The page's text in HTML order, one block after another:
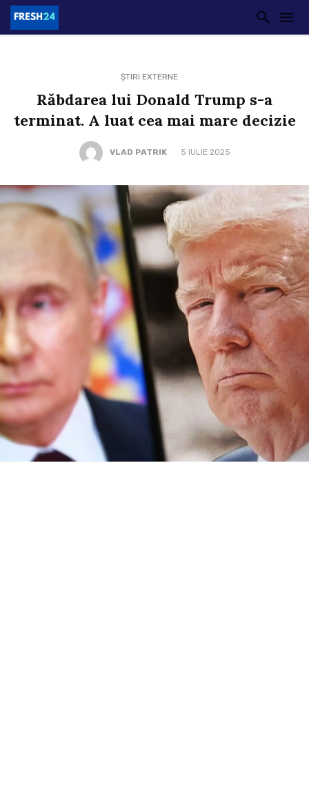
ȘTIRI EXTERNE
Răbdarea lui Donald Trump s-a
terminat. A luat cea mai mare decizie
VLAD PATRIK 5 IULIE 2025